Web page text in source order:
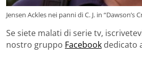
Jensen Ackles nei panni di C. J. in “Dawson’s
Se siete malati di serie tv,
nostro gruppo Facebook dedicato